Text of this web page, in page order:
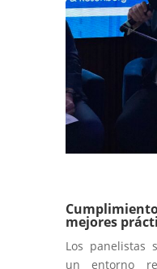
mejores
Los panelistas
un entorno